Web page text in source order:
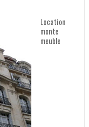
Location
monte
meuble